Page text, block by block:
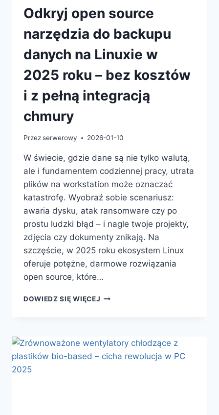
Odkryj open source
narzędzia do backupu
danych na Linuxie w
2025 roku – bez kosztów
i z pełną integracją
chmury
Przezserwerowy 2026-01-10
W świecie, gdzie dane są nie tylko walutą,
ale i fundamentem codziennej pracy, utrata
plików na workstation może oznaczać
katastrofę. Wyobraź sobie scenariusz:
awaria dysku, atak ransomware czy po
prostu ludzki błąd – i nagle twoje projekty,
zdjęcia czy dokumenty znikają. Na
szczęście, w 2025 roku ekosystem Linux
oferuje potężne, darmowe rozwiązania
open source, które…
DOWIEDZ SIĘ WIĘCEJ ODKRYJ
DO
BACKUPU
DANYCH